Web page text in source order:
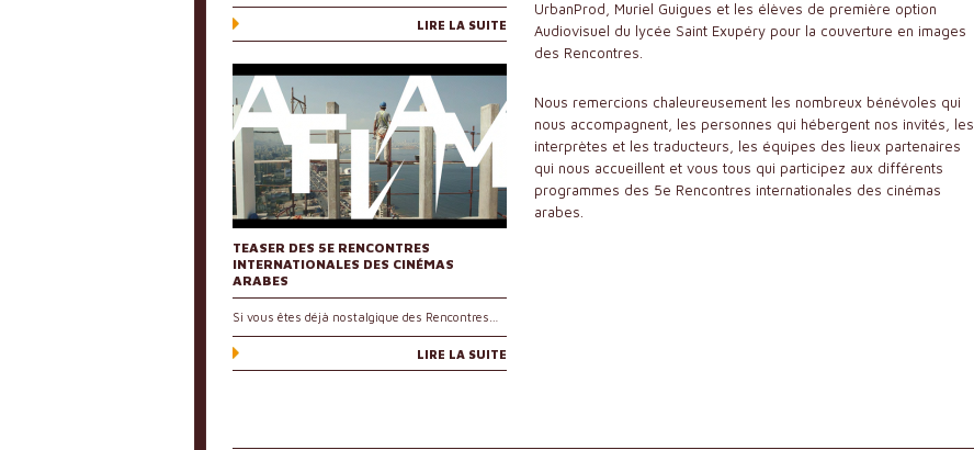
UrbanProd, Muriel Guigues et les élèves de première option
Audiovisuel du lycée Saint Exupéry pour la couverture en images
des Rencontres.
Nous remercions chaleureusement les nombreux bénévoles qui
nous accompagnent, les personnes qui hébergent nos invités, les
interprètes et les traducteurs, les équipes des lieux partenaires
qui nous accueillent et vous tous qui participez aux différents
programmes des 5e Rencontres internationales des cinémas
arabes.
LIRE LA SUITE
TEASER DES 5E RENCONTRES
INTERNATIONALES DES CINÉMAS
ARABES
Si vous êtes déjà nostalgique des Rencontres…
LIRE LA SUITE